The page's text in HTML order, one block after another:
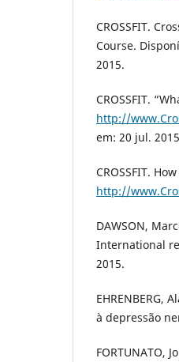
CROSSFIT.
Course.
2015.
CROSSFIT.
http://
em: 20 jul.
CROSSFIT.
http://
DAWSON,
International
2015.
EHRENBERG,
à depressão
FORTUNATO,